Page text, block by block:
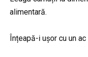
alimentară.
Înțeapă-i ușor cu un